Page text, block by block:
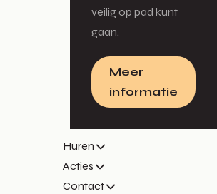
veilig op pad kunt
gaan.
Meer
informatie
Huren
Acties
Contact